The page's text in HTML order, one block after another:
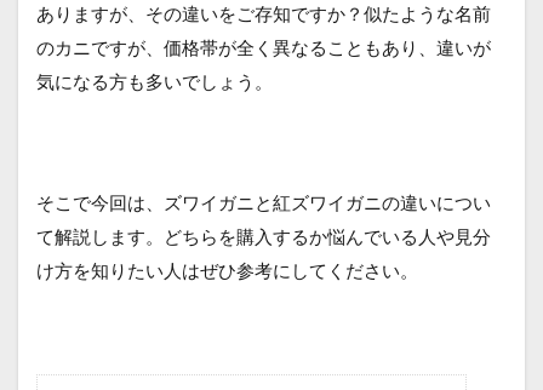
ありますが、その違いをご存知ですか？似たような名前
のカニですが、価格帯が全く異なることもあり、違いが
気になる方も多いでしょう。
そこで今回は、ズワイガニと紅ズワイガニの違いについ
て解説します。どちらを購入するか悩んでいる人や見分
け方を知りたい人はぜひ参考にしてください。